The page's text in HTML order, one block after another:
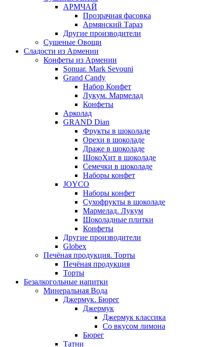
АРМЧАЙ
Прозрачная фасовка
Армянский Тараз
Другие производители
Сушеные Овощи
Сладости из Армении
Конфеты из Армении
Sonuar. Mark Sevouni
Grand Candy
Набор Конфет
Лукум. Мармелад
Конфеты
Арколад
GRAND Dian
Фрукты в шоколаде
Орехи в шоколаде
Драже в шоколаде
ШокоХит в шоколаде
Семечки в шоколаде
Наборы конфет
JOYCO
Наборы конфет
Сухофрукты в шоколаде
Мармелад. Лукум
Шоколадные плитки
Конфеты
Другие производители
Globex
Печёная продукция. Торты
Печёная продукция
Торты
Безалкогольные напитки
Минеральная Вода
Джермук. Бюрег
Джермук
Джермук классика
Со вкусом лимона
Бюрег
Татни